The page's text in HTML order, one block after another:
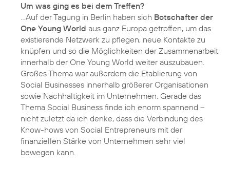
Um was ging es bei dem Treffen?
...Auf der Tagung in Berlin haben sich Botschafter der
One Young World aus ganz Europa getroffen, um das
existierende Netzwerk zu pflegen, neue Kontakte zu
knüpfen und so die Möglichkeiten der Zusammenarbeit
innerhalb der One Young World weiter auszubauen.
Großes Thema war außerdem die Etablierung von
Social Businesses innerhalb größerer Organisationen
sowie Nachhaltigkeit im Unternehmen. Gerade das
Thema Social Business finde ich enorm spannend –
nicht zuletzt da ich denke, dass die Verbindung des
Know-hows von Social Entrepreneurs mit der
finanziellen Stärke von Unternehmen sehr viel
bewegen kann.